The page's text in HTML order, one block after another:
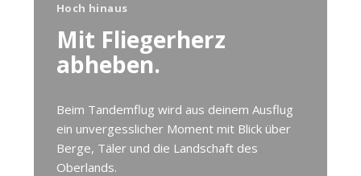
Hoch hinaus
Mit Fliegerherz
abheben.
Beim Tandemflug wird aus deinem Ausflug
ein unvergesslicher Moment mit Blick über
Berge, Täler und die Landschaft des
Oberlands.